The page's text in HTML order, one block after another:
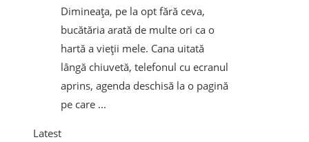
Dimineața, pe la opt fără ceva,
bucătăria arată de multe ori ca o
hartă a vieții mele. Cana uitată
lângă chiuvetă, telefonul cu ecranul
aprins, agenda deschisă la o pagină
pe care ...
Latest